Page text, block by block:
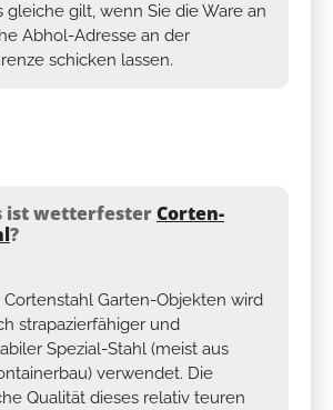
gleiche gilt, wenn Sie die Ware an
Abhol-Adresse an der
schicken lassen.
ist wetterfesterCorten-
?
Cortenstahl Garten-Objekten wird
strapazierfähiger und
Spezial-Stahl (meist aus
verwendet. Die
Qualität dieses relativ teuren